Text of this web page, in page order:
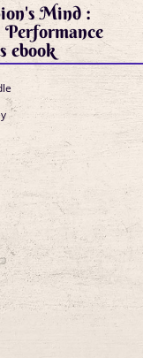
Mind :
Habits for Success ebook